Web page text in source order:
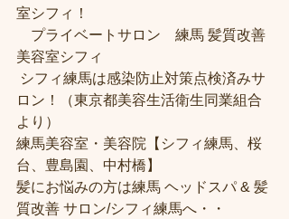
室シフィ！
プライベートサロン　練馬 髪質改善
美容室シフィ
シフィ練馬は感染防止対策点検済みサ
ロン！（東京都美容生活衛生同業組合
より）
練馬美容室・美容院【シフィ練馬、桜
台、豊島園、中村橋】
髪にお悩みの方は練馬 ヘッドスパ & 髪
質改善 サロン/シフィ練馬へ・・